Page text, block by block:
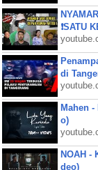
❗SATU
di
Mahen
o)
NOAH -
deo)